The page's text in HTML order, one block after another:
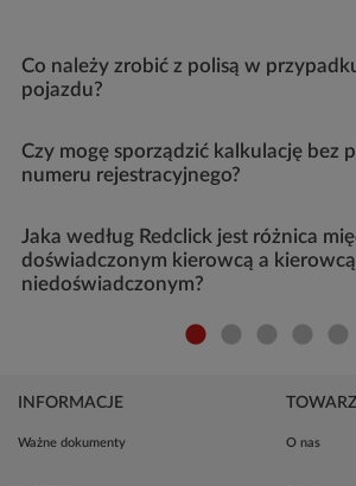
Co należy zrobić z polisą w
pojazdu?
Czy mogę sporządzić kalkulację bez
numeru rejestracyjnego?
Jaka według Redclick jest różnica
doświadczonym kierowcą a kierowcą
niedoświadczonym?
INFORMACJE
Ważne dokumenty O nas